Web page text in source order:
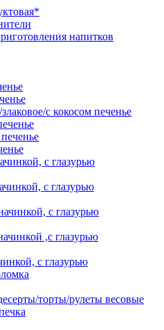
напитков
с кокосом печенье
с глазурью
с глазурью
с глазурью
,с глазурью
с глазурью
торты/рулеты весовые